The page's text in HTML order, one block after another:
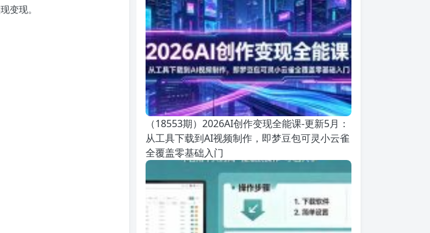
变现。
（18553期）2026AI创作变现全能课-更新5月：
从工具下载到AI视频制作，即梦豆包可灵小云雀
全覆盖零基础入门